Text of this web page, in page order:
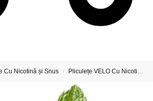
Cu Nicotină și Snus / Pliculețe VELO Cu Nicotină